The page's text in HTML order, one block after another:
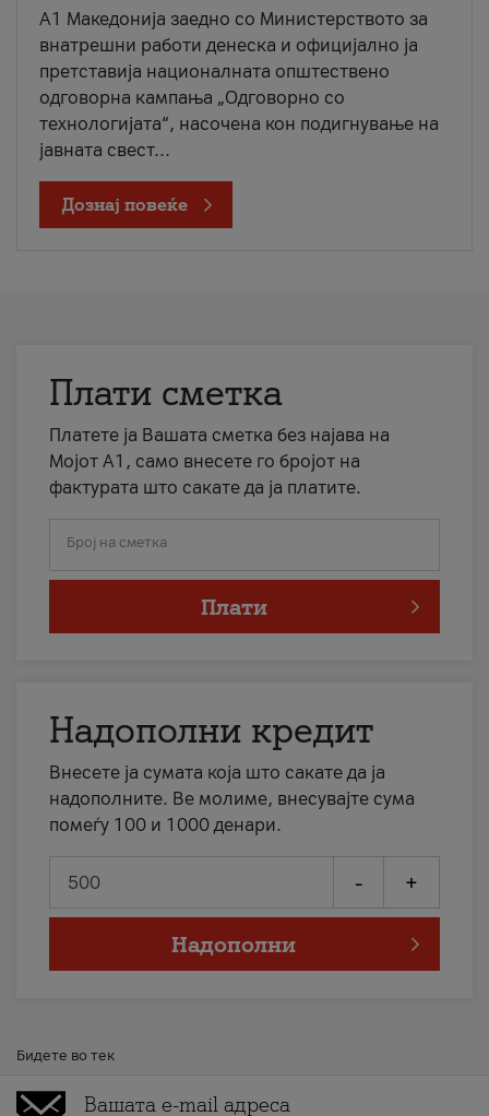
A1 Македонија заедно со Министерството за
внатрешни работи денеска и официјално ја
претставија националната општествено
одговорна кампања „Одговорно со
технологијата“, насочена кон подигнување на
јавната свест...
Дознај повеќе
Плати сметка
Платете ја Вашата сметка без најава на
Мојот А1, само внесете го бројот на
фактурата што сакате да ја платите.
Број на сметка
Плати
Надополни кредит
Внесете ја сумата која што сакате да ја
надополните. Ве молиме, внесувајте сума
помеѓу 100 и 1000 денари.
- +
Надополни
Бидете во тек